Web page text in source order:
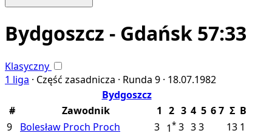
Bydgoszcz - Gdańsk 57:33
Klasyczny
1 liga · Część zasadnicza · Runda 9 · 18.07.1982
Bydgoszcz
#
Zawodnik 1 2 3 4 5 67 Σ B
9
Bolesław Proch Proch 3 1* 3 33 13 1